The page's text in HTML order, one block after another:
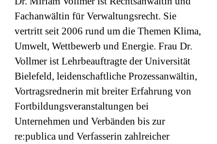
Fachanwältin für Verwaltungsrecht. Sie
vertritt seit 2006 rund um die Themen Klima,
Umwelt, Wettbewerb und Energie. Frau Dr.
Vollmer ist Lehrbeauftragte der Universität
Bielefeld, leidenschaftliche Prozessanwältin,
Vortragsrednerin mit breiter Erfahrung von
Fortbildungsveranstaltungen bei
Unternehmen und Verbänden bis zur
re:publica und Verfasserin zahlreicher